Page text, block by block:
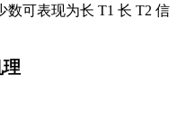
数可表现为长 T1 长 T2 信